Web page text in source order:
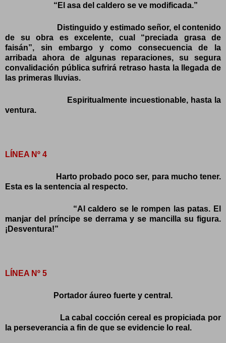
“El asa del caldero se ve modificada.”
Distinguido y estimado señor, el contenido
de su obra es excelente, cual “preciada grasa de
faisán”, sin embargo y como consecuencia de la
arribada ahora de algunas reparaciones, su segura
convalidación pública sufrirá retraso hasta la llegada de
las primeras lluvias.
Espiritualmente incuestionable, hasta la
ventura.
LÍNEA Nº 4
Harto probado poco ser, para mucho tener.
Esta es la sentencia al respecto.
“Al caldero se le rompen las patas. El
manjar del príncipe se derrama y se mancilla su figura.
¡Desventura!”
LÍNEA Nº 5
Portador áureo fuerte y central.
La cabal cocción cereal es propiciada por
la perseverancia a fin de que se evidencie lo real.